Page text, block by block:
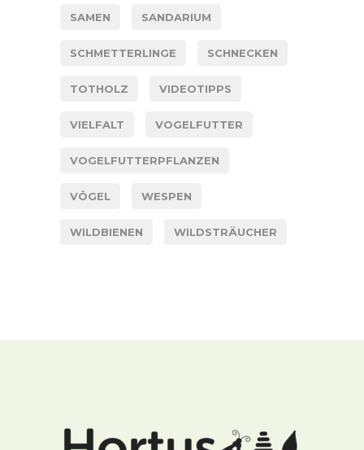
SAMEN SANDARIUM
SCHMETTERLINGE SCHNECKEN
TOTHOLZ VIDEOTIPPS
VIELFALT VOGELFUTTER
VOGELFUTTERPFLANZEN
VÖGEL WESPEN
WILDBIENEN WILDSTRÄUCHER